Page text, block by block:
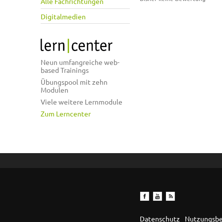
Digitalmedien
Neun umfangreiche web-
based Trainings
Übungspool mit zehn
Modulen
Viele weitere Lernmodule
Zum Lerncenter
Datenschutz